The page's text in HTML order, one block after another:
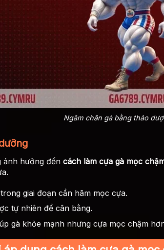
Ngâm chân gà bằng thảo
ảnh hưởng đến cách làm cựa gà mọc
giai đoạn cần hãm mọc cựa.
tự nhiên để cân bằng.
gà khỏe mạnh nhưng cựa mọc chậm